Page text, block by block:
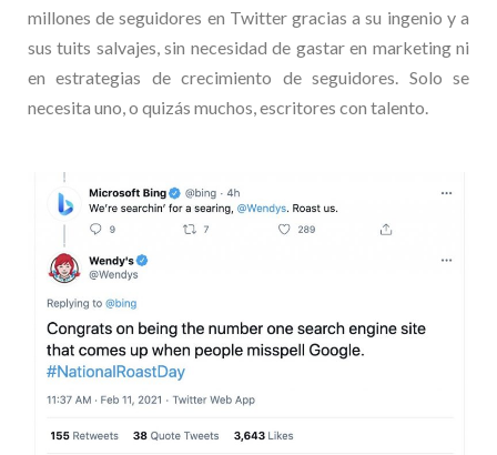
millones de seguidores en Twitter gracias a su ingenio y a
sus tuits salvajes, sin necesidad de gastar en marketing ni
en estrategias de crecimiento de seguidores. Solo se
necesita uno, o quizás muchos, escritores con talento.